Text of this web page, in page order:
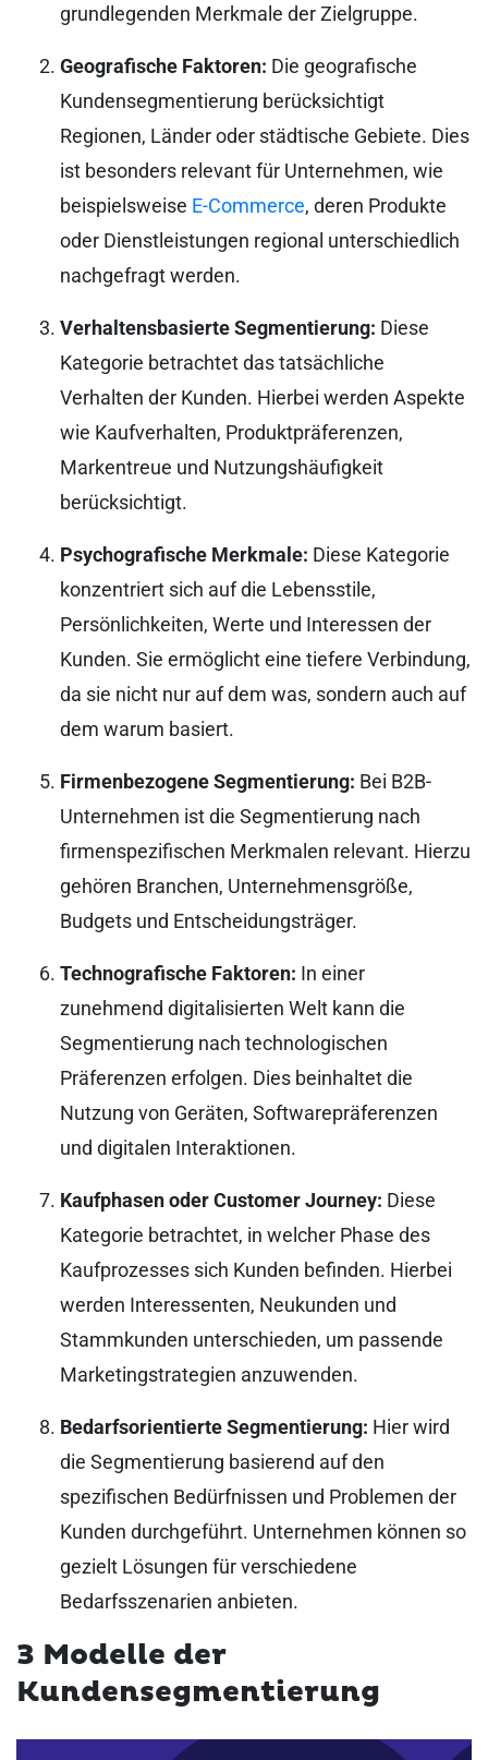
grundlegenden Merkmale der Zielgruppe.
Geografische Faktoren: Die geografische
Kundensegmentierung berücksichtigt
Regionen, Länder oder städtische Gebiete. Dies
ist besonders relevant für Unternehmen, wie
beispielsweise E-Commerce, deren Produkte
oder Dienstleistungen regional unterschiedlich
nachgefragt werden.
Verhaltensbasierte Segmentierung: Diese
Kategorie betrachtet das tatsächliche
Verhalten der Kunden. Hierbei werden Aspekte
wie Kaufverhalten, Produktpräferenzen,
Markentreue und Nutzungshäufigkeit
berücksichtigt.
Psychografische Merkmale: Diese Kategorie
konzentriert sich auf die Lebensstile,
Persönlichkeiten, Werte und Interessen der
Kunden. Sie ermöglicht eine tiefere Verbindung,
da sie nicht nur auf dem was, sondern auch auf
dem warum basiert.
Firmenbezogene Segmentierung: Bei B2B-
Unternehmen ist die Segmentierung nach
firmenspezifischen Merkmalen relevant. Hierzu
gehören Branchen, Unternehmensgröße,
Budgets und Entscheidungsträger.
Technografische Faktoren: In einer
zunehmend digitalisierten Welt kann die
Segmentierung nach technologischen
Präferenzen erfolgen. Dies beinhaltet die
Nutzung von Geräten, Softwarepräferenzen
und digitalen Interaktionen.
Kaufphasen oder Customer Journey: Diese
Kategorie betrachtet, in welcher Phase des
Kaufprozesses sich Kunden befinden. Hierbei
werden Interessenten, Neukunden und
Stammkunden unterschieden, um passende
Marketingstrategien anzuwenden.
Bedarfsorientierte Segmentierung: Hier wird
die Segmentierung basierend auf den
spezifischen Bedürfnissen und Problemen der
Kunden durchgeführt. Unternehmen können so
gezielt Lösungen für verschiedene
Bedarfsszenarien anbieten.
3 Modelle der
Kundensegmentierung